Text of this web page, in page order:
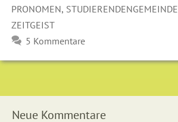
PRONOMEN, STUDIERENDENGEMEINDE
ZEITGEIST
5 Kommentare
Neue Kommentare